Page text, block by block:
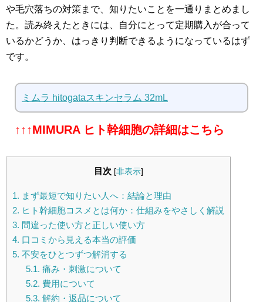
や毛穴落ちの対策まで、知りたいことを一通りまとめまし
た。読み終えたときには、自分にとって定期購入が合って
いるかどうか、はっきり判断できるようになっているはず
です。
ミムラ hitogataスキンセラム 32mL
↑↑↑MIMURA ヒト幹細胞の詳細はこちら
目次 [非表示]
1. まず最短で知りたい人へ：結論と理由
2. ヒト幹細胞コスメとは何か：仕組みをやさしく解説
3. 間違った使い方と正しい使い方
4. 口コミから見える本当の評価
5. 不安をひとつずつ解消する
5.1. 痛み・刺激について
5.2. 費用について
5.3. 解約・返品について